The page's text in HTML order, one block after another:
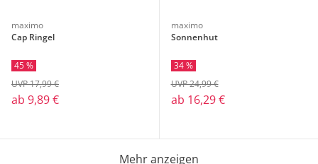
maximo
Cap Ringel
45 %
ab 9,89 €
UVP 17,99 €
maximo
Sonnenhut
34 %
ab 16,29 €
UVP 24,99 €
Mehr anzeigen